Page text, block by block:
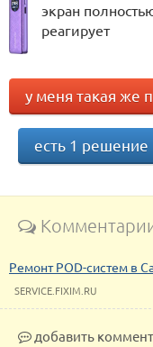
экран
реагирует
у меня такая же
есть 1 решение
Ремонт POD-систем в
SERVICE.FIXIM.RU
добавить